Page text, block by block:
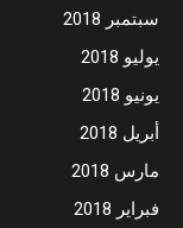
سبتمبر 2018
يوليو 2018
يونيو 2018
أبريل 2018
مارس 2018
فبراير 2018